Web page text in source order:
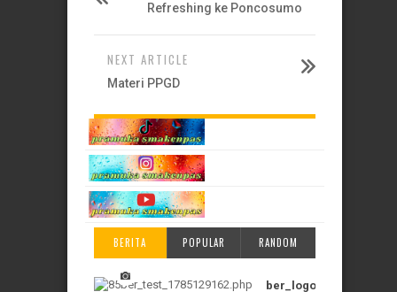
Refreshing ke Poncosumo
NEXT ARTICLE
Materi PPGD
BERITA POPULAR RANDOM
ber_logo_1785129162